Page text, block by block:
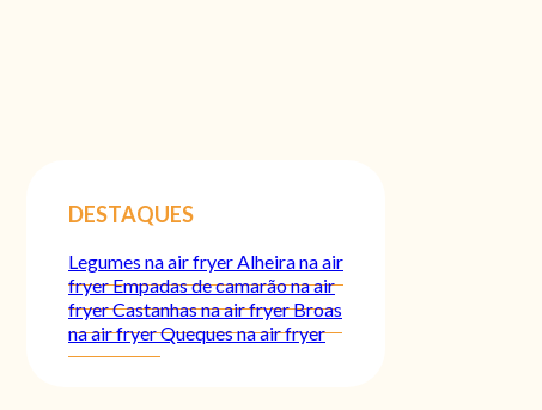
DESTAQUES
Legumes na air fryerAlheira na air
fryerEmpadas de camarão na air
fryerCastanhas na air fryerBroas
na air fryerQueques na air fryer